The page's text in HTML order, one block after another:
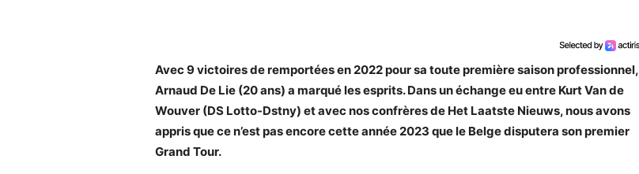
Avec 9 victoires de remportées en 2022 pour sa toute première saison professionnel,
Arnaud De Lie (20 ans) a marqué les esprits. Dans un échange eu entre Kurt Van de
Wouver (DS Lotto-Dstny) et avec nos confrères de Het Laatste Nieuws, nous avons
appris que ce n’est pas encore cette année 2023 que le Belge disputera son premier
Grand Tour.